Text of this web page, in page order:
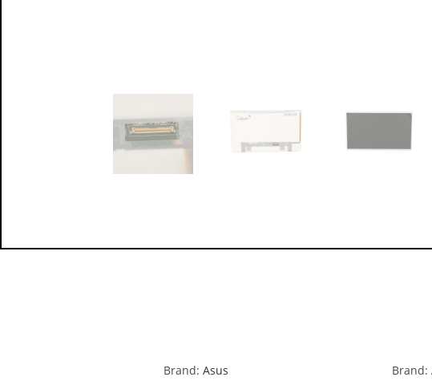
Brand:
Brand: Asus